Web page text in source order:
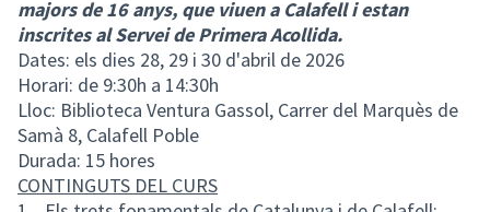
majors de 16 anys, que viuen a Calafell i estan
inscrites al Servei de Primera Acollida.
Dates: els dies 28, 29 i 30 d'abril de 2026
Horari: de 9:30h a 14:30h
Lloc: Biblioteca Ventura Gassol, Carrer del Marquès de
Samà 8, Calafell Poble
Durada: 15 hores
CONTINGUTS DEL CURS